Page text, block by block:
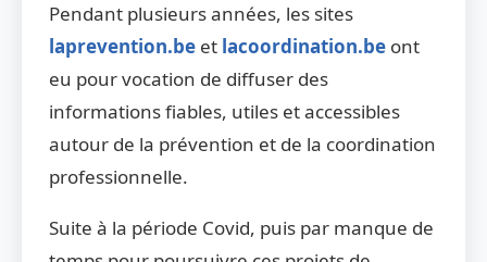
Pendant plusieurs années, les sites
laprevention.be et lacoordination.be ont
eu pour vocation de diffuser des
informations fiables, utiles et accessibles
autour de la prévention et de la coordination
professionnelle.
Suite à la période Covid, puis par manque de